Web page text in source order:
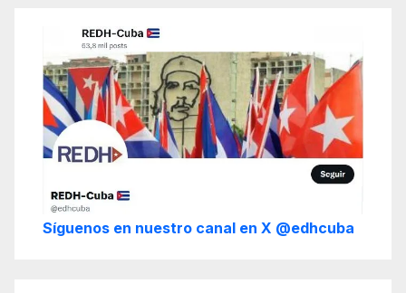
Síguenos en nuestro canal en X @edhcuba